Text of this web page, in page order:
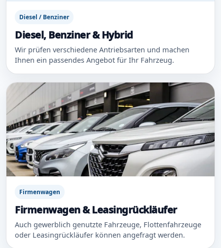
Diesel / Benziner
Diesel, Benziner & Hybrid
Wir prüfen verschiedene Antriebsarten und machen
Ihnen ein passendes Angebot für Ihr Fahrzeug.
Firmenwagen
Firmenwagen & Leasingrückläufer
Auch gewerblich genutzte Fahrzeuge, Flottenfahrzeuge
oder Leasingrückläufer können angefragt werden.